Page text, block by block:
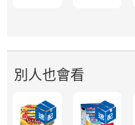
別人也會看